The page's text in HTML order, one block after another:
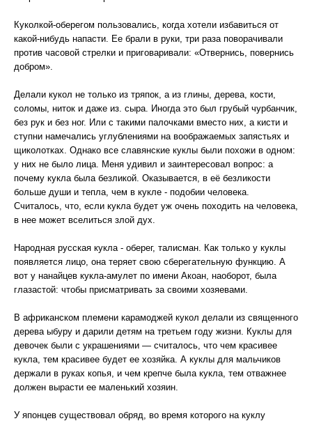
Куколкой-оберегом пользовались, когда хотели избавиться от
какой-нибудь напасти. Ее брали в руки, три раза поворачивали
против часовой стрелки и приговаривали: «Отвернись, повернись
добром».
Делали кукол не только из тряпок, а из глины, дерева, кости,
соломы, ниток и даже из. сыра. Иногда это был грубый чурбанчик,
без рук и без ног. Или с такими палочками вместо них, а кисти и
ступни намечались углублениями на воображаемых запястьях и
щиколотках. Однако все славянские куклы были похожи в одном:
у них не было лица. Меня удивил и заинтересовал вопрос: а
почему кукла была безликой. Оказывается, в её безликости
больше души и тепла, чем в кукле - подобии человека.
Считалось, что, если кукла будет уж очень походить на человека,
в нее может вселиться злой дух.
Народная русская кукла - оберег, талисман. Как только у куклы
появляется лицо, она теряет свою сберегательную функцию. А
вот у нанайцев кукла-амулет по имени Акоан, наоборот, была
глазастой: чтобы присматривать за своими хозяевами.
В африканском племени карамоджей кукол делали из священного
дерева ыбуру и дарили детям на третьем году жизни. Куклы для
девочек были с украшениями — считалось, что чем красивее
кукла, тем красивее будет ее хозяйка. А куклы для мальчиков
держали в руках копья, и чем крепче была кукла, тем отважнее
должен вырасти ее маленький хозяин.
У японцев существовал обряд, во время которого на куклу